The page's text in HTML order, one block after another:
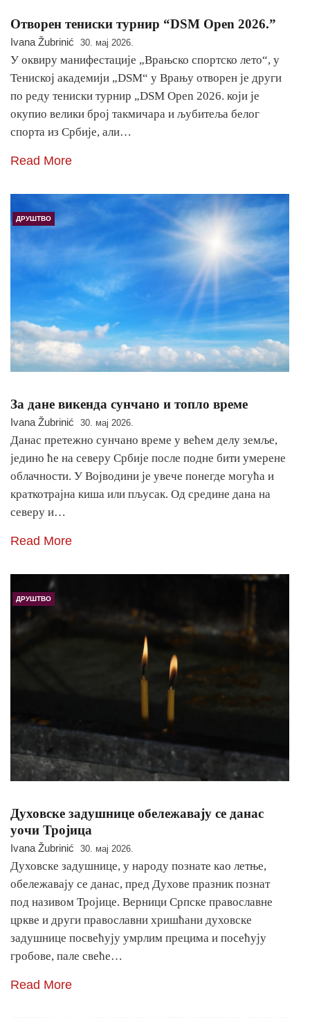
Отворен тениски турнир “DSM Open 2026.”
Ivana Žubrinić 30. мај 2026.
У оквиру манифестације „Врањско спортско лето“, у
Тениској академији „DSM“ у Врању отворен је други
по реду тениски турнир „DSM Open 2026. који је
окупио велики број такмичара и љубитеља белог
спорта из Србије, али…
Read More
ДРУШТВО
За дане викенда сунчано и топло време
Ivana Žubrinić 30. мај 2026.
Данас претежно сунчано време у већем делу земље,
једино ће на северу Србије после подне бити умерене
облачности. У Војводини је увече понегде могућа и
краткотрајна киша или пљусак. Од средине дана на
северу и…
Read More
ДРУШТВО
Духовске задушнице обележавају се данас
уочи Тројица
Ivana Žubrinić 30. мај 2026.
Духовске задушнице, у народу познате као летње,
обележавају се данас, пред Духове празник познат
под називом Тројице. Верници Српске православне
цркве и други православни хришћани духовске
задушнице посвећују умрлим прецима и посећују
гробове, пале свеће…
Read More